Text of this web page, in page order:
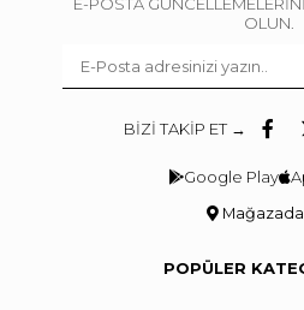
OLUN.
BİZİ TAKİP ET →
Google Play
Mağazada
POPÜLER